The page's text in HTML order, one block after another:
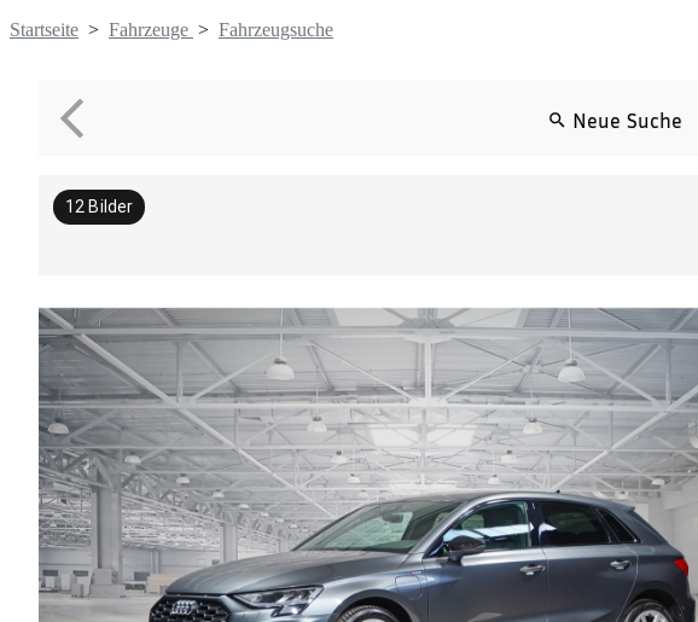
Startseite > Fahrzeuge > Fahrzeugsuche
Neue Suche
12 Bilder